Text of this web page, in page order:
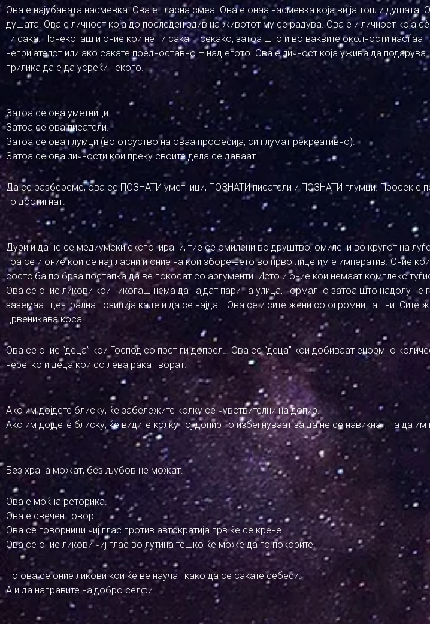
Ова е најубавата насмевка. Ова е гласна смеа. Ова е онаа насмевка која ви ја топли душата.
душата. Ова е личност која до последен здив на животот му се радува. Ова е и личност која
ги сака. Понекогаш и оние кои не ги сака – секако, затоа што и во ваквите околности наоѓаат
непријателот или ако сакате поедноставно – над егото. Ова е личност која ужива да
прилика да е да усреќи некого.
Затоа се ова уметници.
Затоа се ова писатели.
Затоа се ова глумци (во отсуство на оваа професија, си глумат рекреативно).
Затоа се ова личности кои преку своите дела се даваат.
Да се разбереме, ова се ПОЗНАТИ уметници, ПОЗНАТИ писатели и ПОЗНАТИ глумци. Просек е
го достигнат.
Дури и да не се медиумски експонирани, тие се омилени во друштво, омилени во кругот на
тоа се и оние кои се најгласни и оние на кои зборењето во прво лице им е императив. Оние
состојба по брза постапка да ве покосат со аргументи. Исто и оние кои немаат комплекс
Ова се оние ликови кои никогаш нема да најдат пари на улица, нормално затоа што надолу не
заземаат централна позиција каде и да се најдат. Ова се и сите жени со огромни ташни. Сите
црвеникава коса..
Ова се оние “деца” кои Господ со прст ги допрел… Ова се “деца” кои добиваат енормно
неретко и деца кои со лева рака творат.
Ако им дојдете блиску, ќе забележите колку се чувствителни на допир.
Ако им дојдете блиску, ќе видите колку тој допир го избегнуваат за да не се навикнат, па да им
Без храна можат, без љубов не можат.
Ова е моќна реторика.
Ова е свечен говор.
Ова се говорници чиј глас против автократија прв ќе се крене.
Ова се оние ликови чиј глас во лутина тешко ќе може да го покорите.
Но ова се оние ликови кои ќе ве научат како да се сакате себеси.
А и да направите најдобро селфи.